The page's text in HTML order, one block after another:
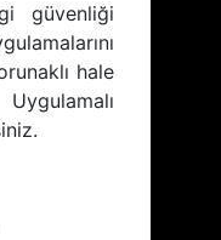
güvenliği
hale